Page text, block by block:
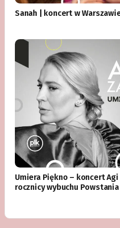
Sanah | koncert w
Umiera Piękno – koncert
rocznicy wybuchu